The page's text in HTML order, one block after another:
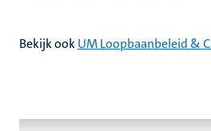
Bekijk ookUM Loopbaanbeleid &